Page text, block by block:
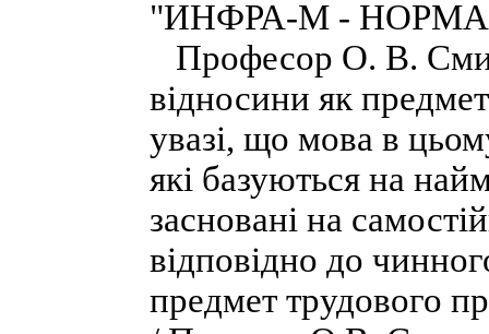
"ИНФРА-М - НОРМА",
Професор О. В.
відносини як
увазі, що мова в
які базуються на
засновані на
відповідно до
предмет трудового